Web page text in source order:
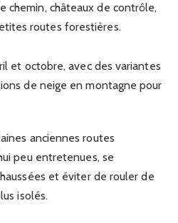
chemin, châteaux de contrôle,
routes forestières.
et octobre, avec des variantes
de neige en montagne pour
anciennes routes
peu entretenues, se
et éviter de rouler de
isolés.